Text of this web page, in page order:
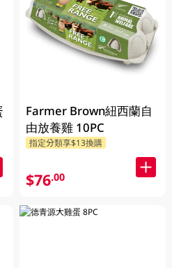
Farmer Brown紐西蘭自
由放養雞 10PC
指定分類享$13換購
$76.00